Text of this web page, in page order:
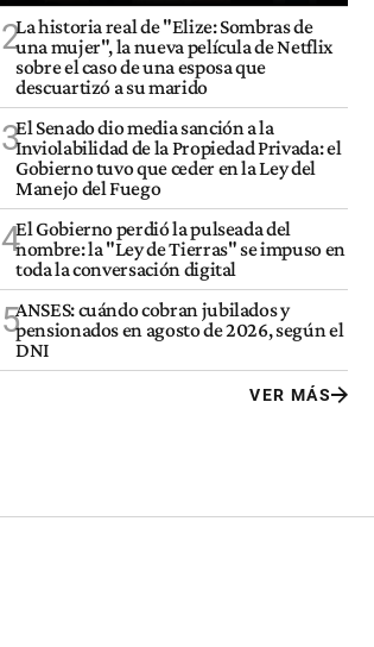
2La historia real de "Elize: Sombras de
una mujer", la nueva película de Netflix
sobre el caso de una esposa que
descuartizó a su marido
3El Senado dio media sanción a la
Inviolabilidad de la Propiedad Privada: el
Gobierno tuvo que ceder en la Ley del
Manejo del Fuego
4El Gobierno perdió la pulseada del
nombre: la "Ley de Tierras" se impuso en
toda la conversación digital
5ANSES: cuándo cobran jubilados y
pensionados en agosto de 2026, según el
DNI
VER MÁS